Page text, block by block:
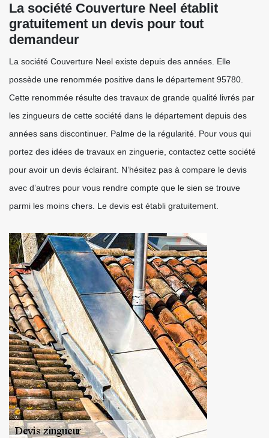
La société Couverture Neel établit
gratuitement un devis pour tout
demandeur
La société Couverture Neel existe depuis des années. Elle
possède une renommée positive dans le département 95780.
Cette renommée résulte des travaux de grande qualité livrés par
les zingueurs de cette société dans le département depuis des
années sans discontinuer. Palme de la régularité. Pour vous qui
portez des idées de travaux en zinguerie, contactez cette société
pour avoir un devis éclairant. N’hésitez pas à compare le devis
avec d’autres pour vous rendre compte que le sien se trouve
parmi les moins chers. Le devis est établi gratuitement.